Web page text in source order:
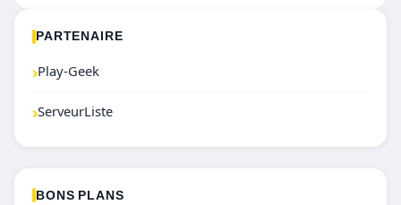
PARTENAIRE
›Play-Geek
›ServeurListe
BONS PLANS